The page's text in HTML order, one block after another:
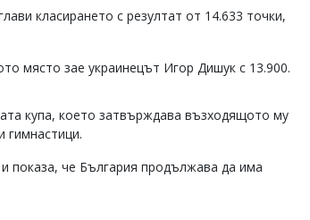
класирането с резултат от 14.633 точки,
място зае украинецът Игор Дишук с 13.900.
купа, което затвърждава възходящото му
гимнастици.
показа, че България продължава да има